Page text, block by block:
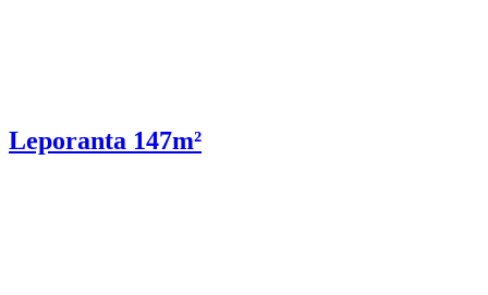
Leporanta 147m²